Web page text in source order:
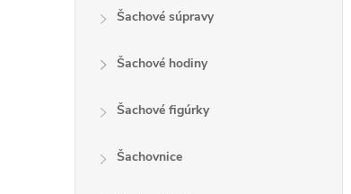
Šachové súpravy
Šachové hodiny
Šachové figúrky
Šachovnice